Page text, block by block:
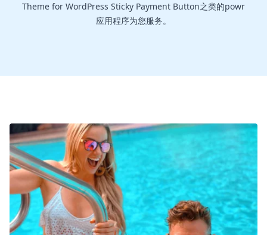
Theme for WordPress Sticky Payment Button之类的powr
应用程序为您服务。